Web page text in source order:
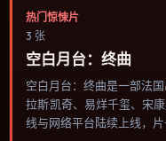
热门惊悚片
3 张
空白月台：终曲
空白月台：终曲是一部法
拉斯·凯奇、易烊千玺、宋
线与网络平台陆续上线，